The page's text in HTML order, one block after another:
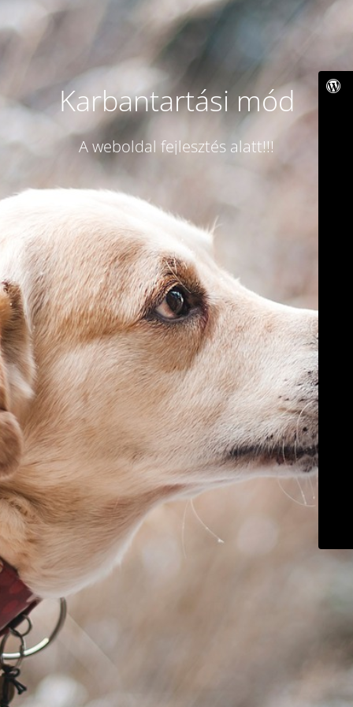
Karbantartási mód
A weboldal fejlesztés alatt!!!